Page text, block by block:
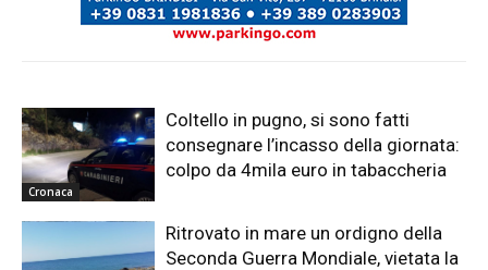
Cronaca
Coltello in pugno, si sono fatti
consegnare l’incasso della giornata:
colpo da 4mila euro in tabaccheria
Ritrovato in mare un ordigno della
Seconda Guerra Mondiale, vietata la